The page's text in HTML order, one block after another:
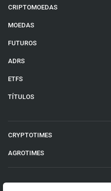
CRIPTOMOEDAS
MOEDAS
FUTUROS
ADRS
ETFS
TÍTULOS
CRYPTOTIMES
AGROTIMES